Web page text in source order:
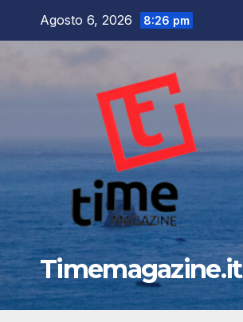
Agosto 6, 2026 8:26 pm
Timemagazine.it